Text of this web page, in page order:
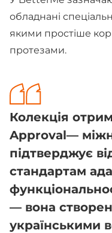
обладнані
якими простіше
протезами.
Колекція
Approval—
підтверджує
стандартам
— вона
українськими